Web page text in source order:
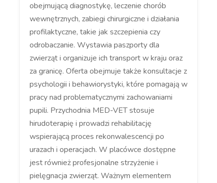
obejmującą diagnostykę, leczenie chorób
wewnętrznych, zabiegi chirurgiczne i działania
profilaktyczne, takie jak szczepienia czy
odrobaczanie. Wystawia paszporty dla
zwierząt i organizuje ich transport w kraju oraz
za granicę. Oferta obejmuje także konsultacje z
psychologii i behawiorystyki, które pomagają w
pracy nad problematycznymi zachowaniami
pupili. Przychodnia MED-VET stosuje
hirudoterapię i prowadzi rehabilitację
wspierającą proces rekonwalescencji po
urazach i operacjach. W placówce dostępne
jest również profesjonalne strzyżenie i
pielęgnacja zwierząt. Ważnym elementem